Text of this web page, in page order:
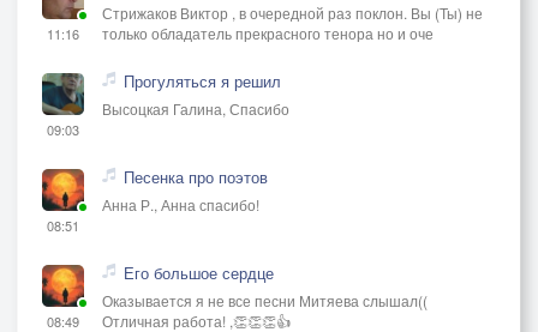
11:16
Стрижаков Виктор , в очередной раз поклон. Вы (Ты) не
только обладатель прекрасного тенора но и оче
09:03
Прогуляться я решил
Высоцкая Галина, Спасибо
08:51
Песенка про поэтов
Анна Р., Анна спасибо!
08:49
Его большое сердце
Оказывается я не все песни Митяева слышал((
Отличная работа! ,👏👏👏👍